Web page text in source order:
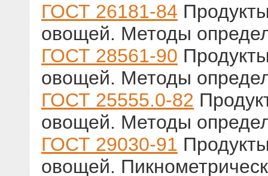
ГОСТ 26181-84
овощей. Методы
ГОСТ 28561-90
овощей. Методы
ГОСТ 25555.0-82
овощей. Методы
ГОСТ 29030-91
овощей.